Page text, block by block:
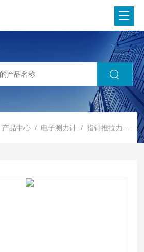
产品中心 / 电子测力计 /指针推拉力计 /